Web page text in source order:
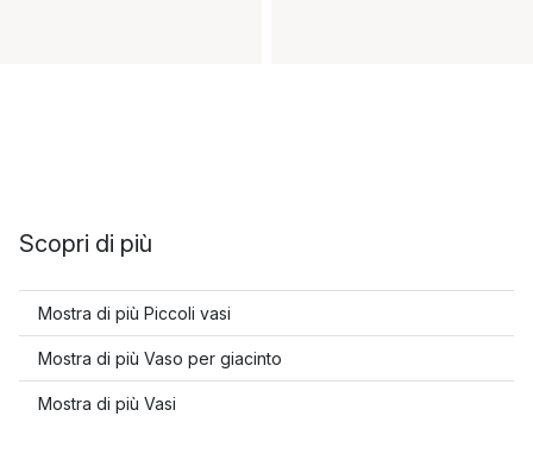
Scopri di più
Mostra di più Piccoli vasi
Mostra di più Vaso per giacinto
Mostra di più Vasi